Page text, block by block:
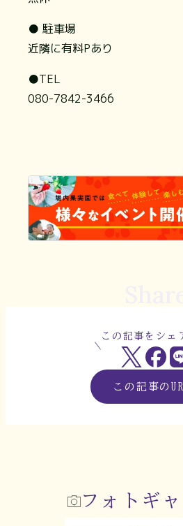
● 駐車場
近隣に有料Pあり
●TEL
080-7842-3466
この記事をシェ
この記事の
フォトギ